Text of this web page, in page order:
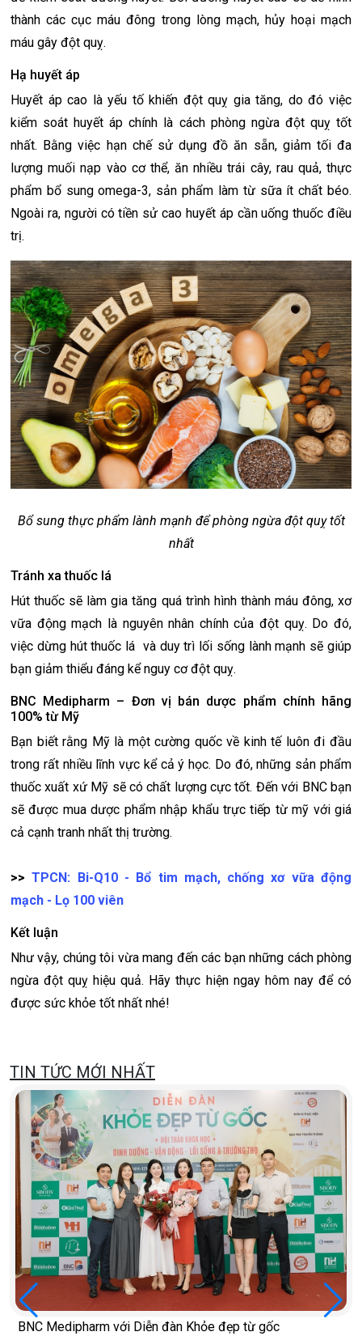
thành các cục máu đông trong lòng mạch, hủy hoại mạch
máu gây đột quỵ.
Hạ huyết áp
Huyết áp cao là yếu tố khiến đột quỵ gia tăng, do đó việc
kiểm soát huyết áp chính là cách phòng ngừa đột quỵ tốt
nhất. Bằng việc hạn chế sử dụng đồ ăn sẵn, giảm tối đa
lượng muối nạp vào cơ thể, ăn nhiều trái cây, rau quả, thực
phẩm bổ sung omega-3, sản phẩm làm từ sữa ít chất béo.
Ngoài ra, người có tiền sử cao huyết áp cần uống thuốc điều
trị.
Bổ sung thực phẩm lành mạnh để phòng ngừa đột quỵ tốt
nhất
Tránh xa thuốc lá
Hút thuốc sẽ làm gia tăng quá trình hình thành máu đông, xơ
vữa động mạch là nguyên nhân chính của đột quỵ. Do đó,
việc dừng hút thuốc lá và duy trì lối sống lành mạnh sẽ giúp
bạn giảm thiểu đáng kể nguy cơ đột quỵ.
BNC Medipharm – Đơn vị bán dược phẩm chính hãng
100% từ Mỹ
Bạn biết rằng Mỹ là một cường quốc về kinh tế luôn đi đầu
trong rất nhiều lĩnh vực kể cả ý học. Do đó, những sản phẩm
thuốc xuất xứ Mỹ sẽ có chất lượng cực tốt. Đến với BNC bạn
sẽ được mua dược phẩm nhập khẩu trực tiếp từ mỹ với giá
cả cạnh tranh nhất thị trường.
>>TPCN: Bi-Q10 - Bổ tim mạch, chống xơ vữa động
mạch - Lọ 100 viên
Kết luận
Như vậy, chúng tôi vừa mang đến các bạn những cách phòng
ngừa đột quỵ hiệu quả. Hãy thực hiện ngay hôm nay để có
được sức khỏe tốt nhất nhé!
TIN TỨC MỚI NHẤT
đẹp từ gốc